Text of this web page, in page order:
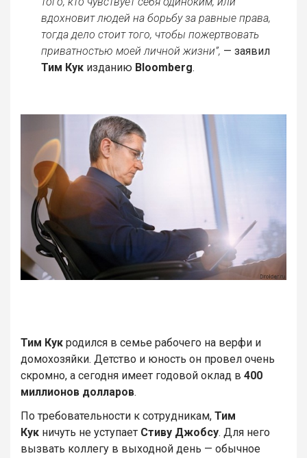
вдохновит людей на борьбу за равные права,
тогда дело стоит того, чтобы пожертвовать
приватностью моей личной жизни”, — заявил
Тим Кук изданию Bloomberg.
Тим Кук родился в семье рабочего на верфи и
домохозяйки. Детство и юность он провел очень
скромно, а сегодня имеет годовой оклад в 400
миллионов долларов.
По требовательности к сотрудникам, Тим
Кук ничуть не уступает Стиву Джобсу. Для него
вызвать коллегу в выходной день — обычное